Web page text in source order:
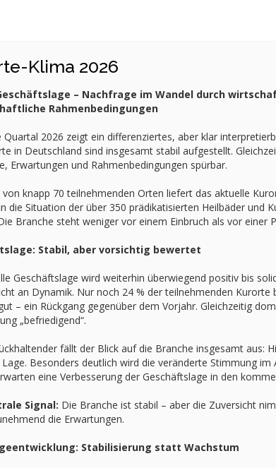
Klima 2026
– Nachfrage im Wandel durch
Rahmenbedingungen
Quartal 2026 zeigt ein differenziertes, aber klar
in Deutschland sind insgesamt stabil aufgestellt.
Erwartungen und Rahmenbedingungen spürbar.
von knapp 70 teilnehmenden Orten liefert das aktuelle
die Situation der über 350 prädikatisierten Heilbäder und
Branche steht weniger vor einem Einbruch als vor einer
Stabil, aber vorsichtig bewertet
Geschäftslage wird weiterhin überwiegend positiv bis
an Dynamik. Nur noch 24 % der teilnehmenden Kurorte
– ein Rückgang gegenüber dem Vorjahr. Gleichzeitig
„befriedigend“.
fällt der Blick auf die Branche insgesamt aus:
Besonders deutlich wird die veränderte Stimmung im
eine Verbesserung der Geschäftslage in den
Signal: Die Branche ist stabil – aber die Zuversicht
die Erwartungen.
Stabilisierung statt Wachstum